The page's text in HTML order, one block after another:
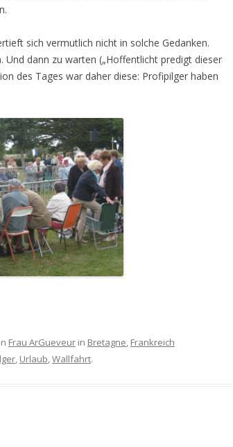
sich vermutlich nicht in solche Gedanken.
Und dann zu warten („Hoffentlicht predigt dieser
des Tages war daher diese: Profipilger haben
Frau ArGueveur in Bretagne, Frankreich
, Urlaub,Wallfahrt.